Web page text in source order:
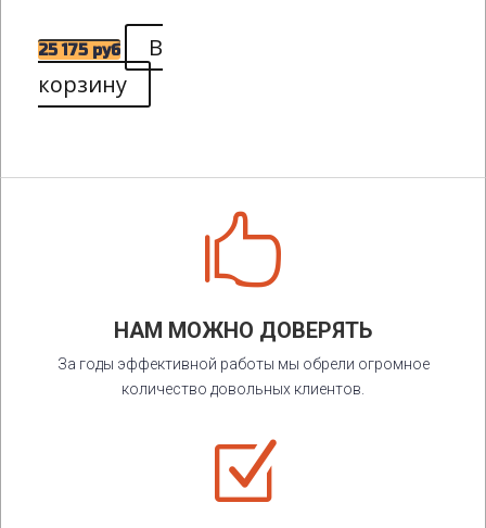
25 175 руб
В
корзину

НАМ МОЖНО ДОВЕРЯТЬ
За годы эффективной работы мы обрели огромное
количество довольных клиентов.
Z